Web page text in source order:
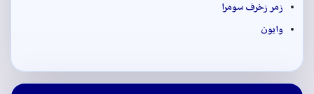
زمر زخرف سومرا
وايون